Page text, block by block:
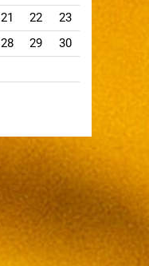
21 22
23
28 29
30